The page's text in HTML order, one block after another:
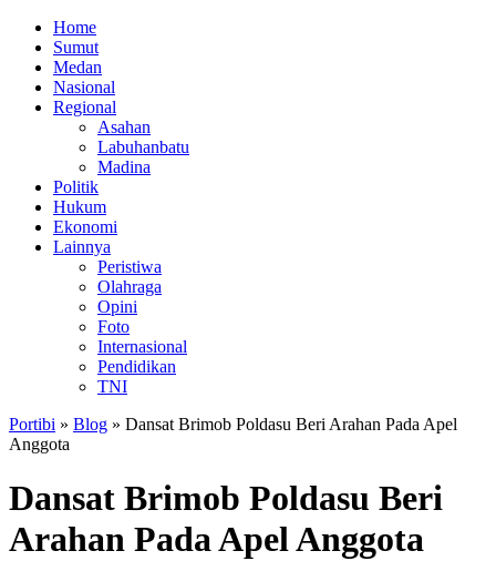
Home
Sumut
Medan
Nasional
Regional
Asahan
Labuhanbatu
Madina
Politik
Hukum
Ekonomi
Lainnya
Peristiwa
Olahraga
Opini
Foto
Internasional
Pendidikan
TNI
Portibi » Blog » Dansat Brimob Poldasu Beri Arahan Pada Apel
Anggota
Dansat Brimob Poldasu Beri
Arahan Pada Apel Anggota